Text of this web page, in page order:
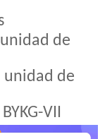
de
unidad de
VII